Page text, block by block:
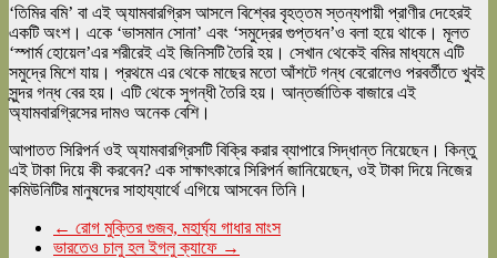
‘তিমির বমি’ বা এই অ্যামবারগ্রিস আসলে বিশ্বের বৃহত্তম স্তন্যপায়ী প্রাণীর দেহেরই
একটি অংশ। একে ‘ভাসমান সোনা’ এবং ‘সমুদ্রের গুপ্তধন’ও বলা হয়ে থাকে। মূলত
‘স্পার্ম হোয়েল’এর শরীরেই এই জিনিসটি তৈরি হয়। সেখান থেকেই বমির মাধ্যমে এটি
সমুদ্রে মিশে যায়। প্রথমে এর থেকে মাছের মতো আঁশটে গন্ধ বেরোলেও পরবর্তীতে খুবই
সুন্দর গন্ধ বের হয়। এটি থেকে সুগন্ধী তৈরি হয়। আন্তর্জাতিক বাজারে এই
অ্যামবারগ্রিসের দামও অনেক বেশি।
আপাতত সিরিপর্ন ওই অ্যামবারগ্রিসটি বিক্রি করার ব্যাপারে সিদ্ধান্ত নিয়েছেন। কিন্তু
এই টাকা দিয়ে কী করবেন? এক সাক্ষাৎকারে সিরিপর্ন জানিয়েছেন, ওই টাকা দিয়ে নিজের
কমিউনিটির মানুষদের সাহায্যার্থে এগিয়ে আসবেন তিনি।
← রোগ মুক্তির গুজব, মহার্ঘ্য গাধার মাংস
ভারতেও চালু হল ইগলু ক্যাফে →